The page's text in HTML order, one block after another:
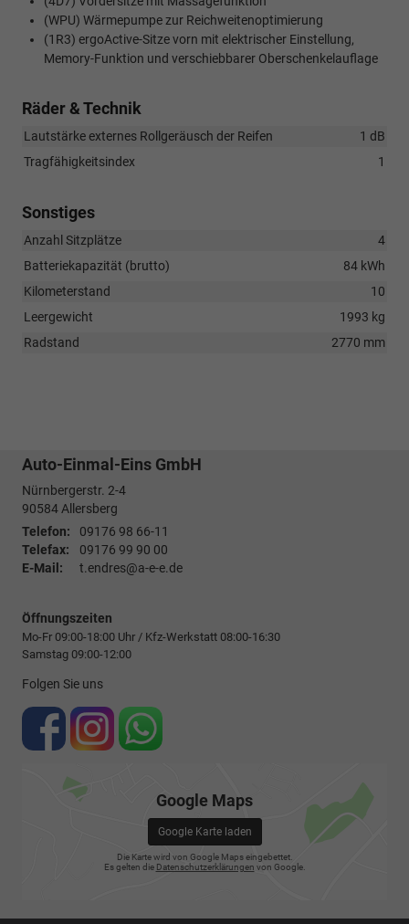
(WPU) Wärmepumpe zur Reichweitenoptimierung
(1R3) ergoActive-Sitze vorn mit elektrischer Einstellung,
Memory-Funktion und verschiebbarer Oberschenkelauflage
Räder & Technik
Lautstärke externes Rollgeräusch der Reifen
1 dB
Tragfähigkeitsindex
1
Sonstiges
Anzahl Sitzplätze
4
Batteriekapazität (brutto)
84 kWh
Kilometerstand
10
Leergewicht
1993 kg
Radstand
2770 mm
Auto-Einmal-Eins GmbH
Nürnbergerstr. 2-4
90584Allersberg
Telefon:
09176 98 66-11
Telefax:
09176 99 90 00
E-Mail:
t.endres@a-e-e.de
Öffnungszeiten
Mo-Fr 09:00-18:00 Uhr / Kfz-Werkstatt 08:00-16:30
Samstag 09:00-12:00
Folgen Sie uns
Google Maps
Google Karte laden
Die Karte wird von Google Maps eingebettet.
Es gelten die Datenschutzerklärungen von Google.